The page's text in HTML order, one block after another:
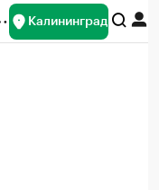
Калининград